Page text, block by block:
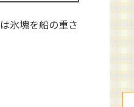
は氷塊を船の重さ